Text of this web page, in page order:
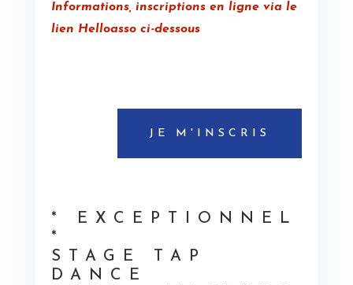
Informations, inscriptions en ligne via le
lien Helloasso ci-dessous
JE M'INSCRIS
* EXCEPTIONNEL
*
STAGE TAP
DANCE